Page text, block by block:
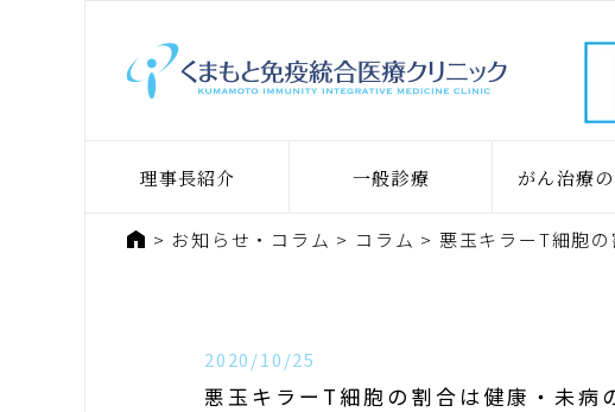
理事長紹介 一般診療 がん治療
ホーム
お知らせ・コラム コラム 悪玉キラーT細胞
2020/10/25
悪玉キラーT細胞の割合は健康・未病